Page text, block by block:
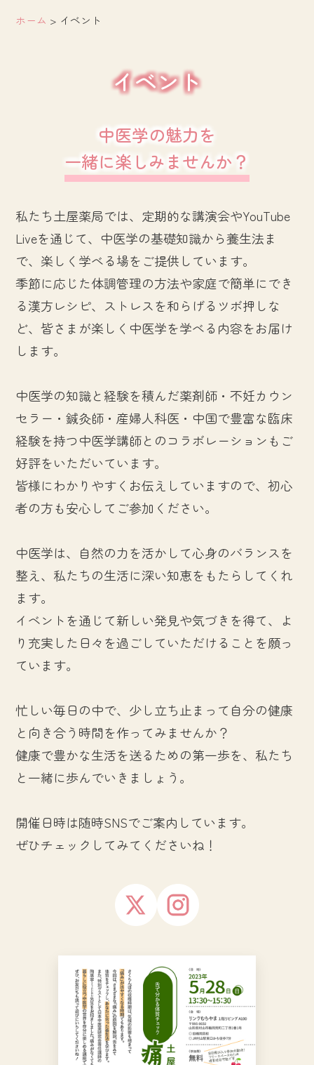
ホーム > イベント
イベント
中医学の魅力を
一緒に楽しみませんか？
私たち土屋薬局では、定期的な講演会やYouTube
Liveを通じて、中医学の基礎知識から養生法ま
で、楽しく学べる場をご提供しています。
季節に応じた体調管理の方法や家庭で簡単にでき
る漢方レシピ、ストレスを和らげるツボ押しな
ど、皆さまが楽しく中医学を学べる内容をお届け
します。
中医学の知識と経験を積んだ薬剤師・不妊カウン
セラー・鍼灸師・産婦人科医・中国で豊富な臨床
経験を持つ中医学講師とのコラボレーションもご
好評をいただいています。
皆様にわかりやすくお伝えしていますので、初心
者の方も安心してご参加ください。
中医学は、自然の力を活かして心身のバランスを
整え、私たちの生活に深い知恵をもたらしてくれ
ます。
イベントを通じて新しい発見や気づきを得て、よ
り充実した日々を過ごしていただけることを願っ
ています。
忙しい毎日の中で、少し立ち止まって自分の健康
と向き合う時間を作ってみませんか？
健康で豊かな生活を送るための第一歩を、私たち
と一緒に歩んでいきましょう。
開催日時は随時SNSでご案内しています。
ぜひチェックしてみてくださいね！